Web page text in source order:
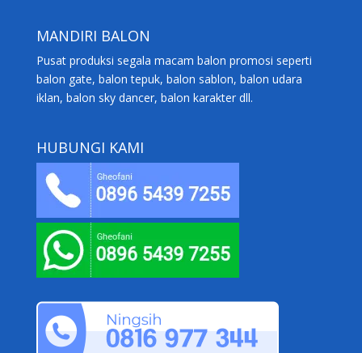
MANDIRI BALON
Pusat produksi segala macam balon promosi seperti
balon gate, balon tepuk, balon sablon, balon udara
iklan, balon sky dancer, balon karakter dll.
HUBUNGI KAMI